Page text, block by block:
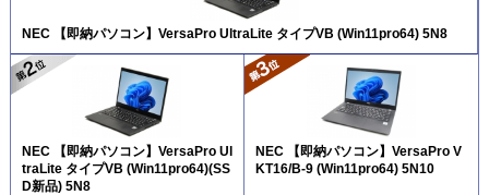
NEC 【即納パソコン】VersaPro UltraLite タイプVB (Win11pro64) 5N8
NEC 【即納パソコン】VersaPro Ul
traLite タイプVB (Win11pro64)(SS
D新品) 5N8
NEC 【即納パソコン】VersaPro V
KT16/B-9 (Win11pro64) 5N10